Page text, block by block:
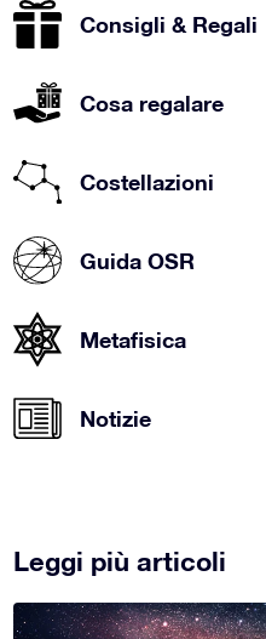
Consigli & Regali
Cosa regalare
Costellazioni
Guida OSR
Metafisica
Notizie
Leggi più articoli